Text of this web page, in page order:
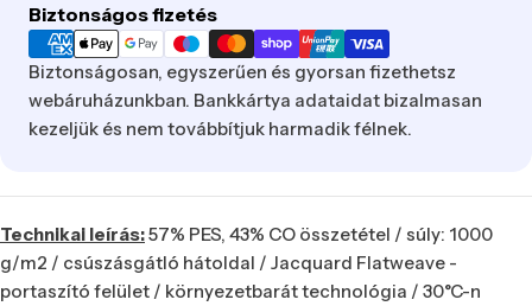
Biztonságos fizetés
Fizetési
mód
Biztonságosan, egyszerűen és gyorsan fizethetsz
webáruházunkban. Bankkártya adataidat bizalmasan
kezeljük és nem továbbítjuk harmadik félnek.
Technikai leírás:57% PES, 43% CO összetétel / súly: 1000
g/m2 / csúszásgátló hátoldal / Jacquard Flatweave -
portaszító felület / környezetbarát technológia / 30°C-n